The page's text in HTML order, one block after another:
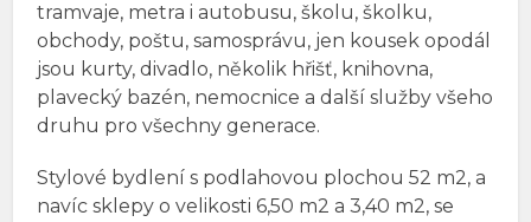
tramvaje, metra i autobusu, školu, školku,
obchody, poštu, samosprávu, jen kousek opodál
jsou kurty, divadlo, několik hřišť, knihovna,
plavecký bazén, nemocnice a další služby všeho
druhu pro všechny generace.
Stylové bydlení s podlahovou plochou 52 m2, a
navíc sklepy o velikosti 6,50 m2 a 3,40 m2, se